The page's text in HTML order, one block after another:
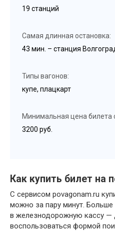
19 станций
Самая длинная остановка:
43 мин. – станция
Типы вагонов:
купе, плацкарт
Минимальная цена билета
3200 руб.
Как купить билет на
С сервисом povagonam.ru
можно за пару минут.
в железнодорожную кассу —
воспользоваться формой